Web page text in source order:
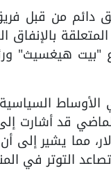
دائم من قبل
"بيت هيغسيث"
قد أشارت
فقط من الحرب بنحو 11.3
التوتر في